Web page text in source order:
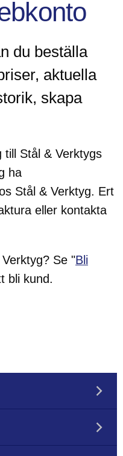
du beställa
aktuella
skapa
till Stål & Verktygs
ha
Stål & Verktyg. Ert
eller kontakta
Se "Bli
bli kund.